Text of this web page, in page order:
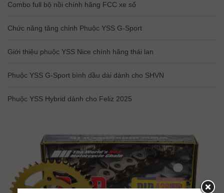
Combo full bộ nồi chính hãng FCC xe số
Chức năng tăng chỉnh Phuộc YSS G-Sport
Giới thiệu phuộc YSS Nice chính hãng thái lan
Phuộc YSS G-Sport bình dầu dài dành cho SHVN
Phuộc YSS Hybrid dành cho Feliz 2025